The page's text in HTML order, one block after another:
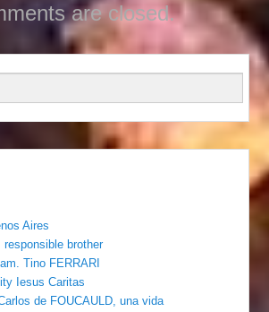
are closed.
Aires
responsible brother
Tino FERRARI
Iesus Caritas
de FOUCAULD, una vida